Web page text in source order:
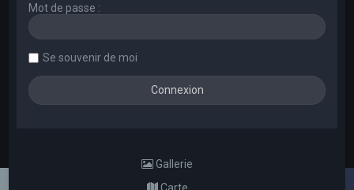
Mot de passe :
Se souvenir de moi
Gallerie
Carte